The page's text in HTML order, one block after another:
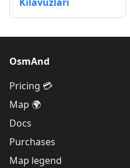
OsmAnd
Pricing 💳
Map 🌍
Docs
Purchases
Map legend